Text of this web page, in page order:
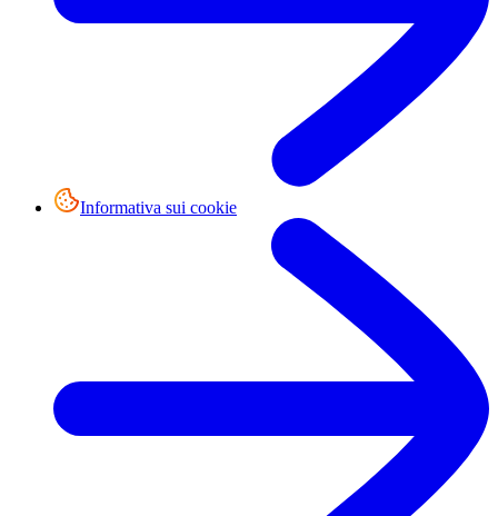
Informativa sui cookie